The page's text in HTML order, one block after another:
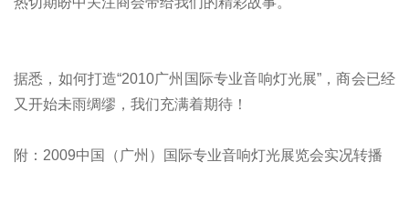
据悉，如何打造“2010广州国际专业音响灯光展”，商会已经
又开始未雨绸缪，我们充满着期待！
附：2009中国（广州）国际专业音响灯光展览会实况转播